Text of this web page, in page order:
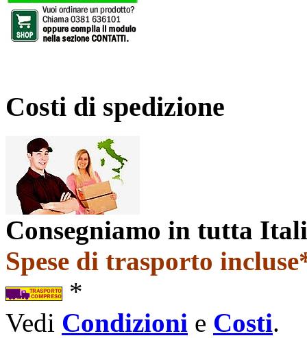
Costi di spedizione
Consegniamo in tutta
Spese di trasporto
*
Vedi Condizioni e Costi.